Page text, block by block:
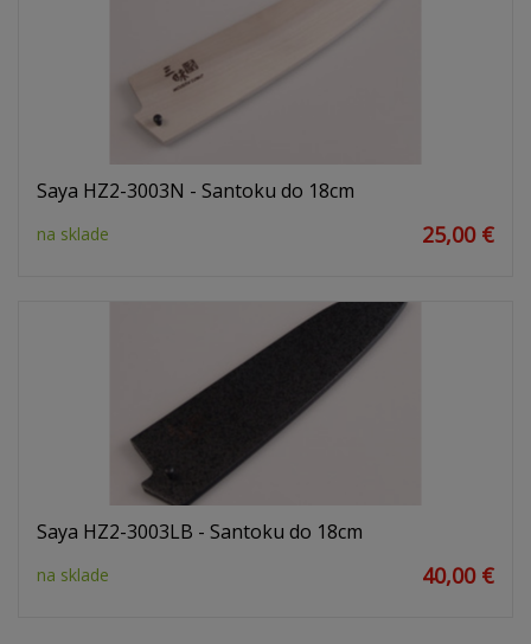
Saya HZ2-3003N - Santoku do 18cm
na sklade 25,00 €
Saya HZ2-3003LB - Santoku do 18cm
na sklade 40,00 €